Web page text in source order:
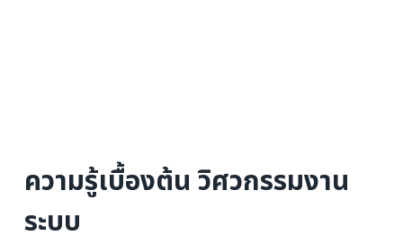
ความรู้เบื้องต้น วิศวกรรมงาน
ระบบ